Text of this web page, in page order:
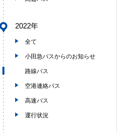
2022年
全て
小田急バスからのお知らせ
路線バス
空港連絡バス
高速バス
運行状況